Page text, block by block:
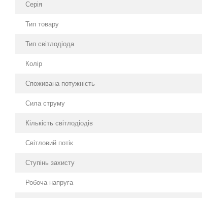
Серія
Тип товару
Тип світлодіода
Колір
Споживана потужність
Сила струму
Кількість світлодіодів
Світловий потік
Ступінь захисту
Робоча напруга